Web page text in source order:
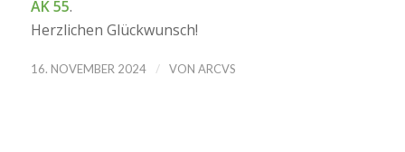
AK 55.
Herzlichen Glückwunsch!
16. NOVEMBER 2024 / VON ARCVS